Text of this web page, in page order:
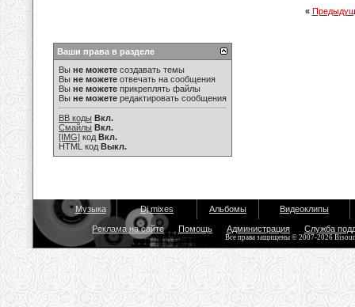
«
Ваши права в разделе
Вы не можете создавать темы
Вы не можете отвечать на сообщения
Вы не можете прикреплять файлы
Вы не можете редактировать сообщения
BB коды Вкл.
Смайлы Вкл.
[IMG] код Вкл.
HTML код Выкл.
Музыка Dj mixes Альбомы Видеоклипы
Реклама на сайте Помощь Администрация Служба
Все права защищены © 2007-2026